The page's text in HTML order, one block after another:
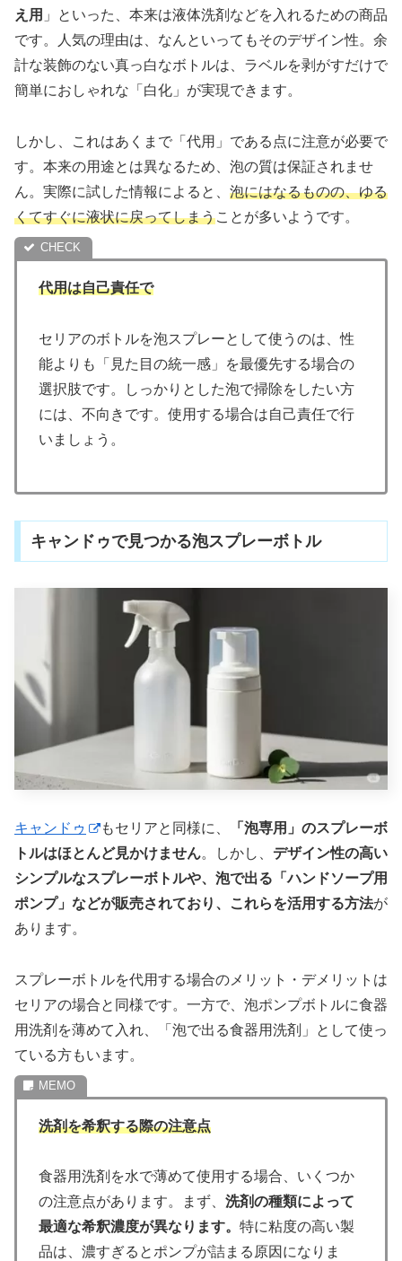
え用 」といった、本来は液体洗剤などを入れるための商品
です。人気の理由は、なんといってもそのデザイン性。余
計な装飾のない真っ白なボトルは、ラベルを剥がすだけで
簡単におしゃれな「白化」が実現できます。
しかし、これはあくまで「代用」である点に注意が必要で
す。本来の用途とは異なるため、泡の質は保証されませ
ん。実際に試した情報によると、 泡にはなるものの、ゆる
くてすぐに液状に戻ってしまうことが多いようです。
代用は自己責任で
セリアのボトルを泡スプレーとして使うのは、性
能よりも「見た目の統一感」を最優先する場合の
選択肢です。しっかりとした泡で掃除をしたい方
には、不向きです。使用する場合は自己責任で行
いましょう。
キャンドゥで見つかる泡スプレーボトル
キャンドゥ もセリアと同様に、
「泡専用」のスプレーボ
トルはほとんど見かけません。しかし、 デザイン性の高い
シンプルなスプレーボトルや、泡で出る「ハンドソープ用
ポンプ」などが販売されており、これらを活用する方法が
あります。
スプレーボトルを代用する場合のメリット・デメリットは
セリアの場合と同様です。一方で、泡ポンプボトルに食器
用洗剤を薄めて入れ、「泡で出る食器用洗剤」として使っ
ている方もいます。
洗剤を希釈する際の注意点
食器用洗剤を水で薄めて使用する場合、いくつか
の注意点があります。まず、 洗剤の種類によって
最適な希釈濃度が異なります。 特に粘度の高い製
品は、濃すぎるとポンプが詰まる原因になりま